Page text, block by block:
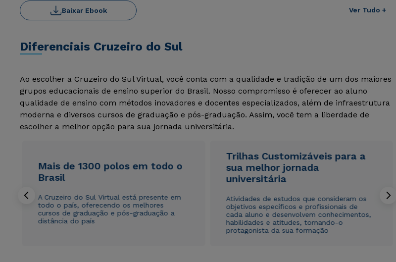
Ver Tudo +
Baixar Ebook
Diferenciais Cruzeiro do Sul
Ao escolher a Cruzeiro do Sul Virtual, você conta com a qualidade e tradição de um dos maiores
grupos educacionais de ensino superior do Brasil. Nosso compromisso é oferecer ao aluno
qualidade de ensino com métodos inovadores e docentes especializados, além de infraestrutura
moderna e diversos cursos de graduação e pós-graduação. Assim, você tem a liberdade de
escolher a melhor opção para sua jornada universitária.
Mais de 1300 polos em todo o
Brasil
A Cruzeiro do Sul Virtual está presente em
todo o país, oferecendo os melhores
cursos de graduação e pós-graduação a
distância do país
Trilhas Customizáveis para a
sua melhor jornada
universitária
Atividades de estudos que consideram os
objetivos específicos e profissionais de
cada aluno e desenvolvem conhecimentos,
habilidades e atitudes, tornando-o
protagonista da sua formação
Rápido e fácil
WhatsApp
autorizo que meus dados sejam utilizados para o
envio de conteúdos da Cruzeiro do Sul.
Rápido e fácil
WhatsApp
autorizo que meus dados sejam utilizados para o
envio de conteúdos da Cruzeiro do Sul.